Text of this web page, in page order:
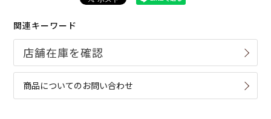
関連キーワード
商品についてのお問い合わせ